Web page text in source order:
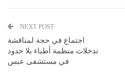
NEXT POST
اجتماع في حجة لمناقشة
تدخلات منظمة أطباء بلا حدود
في مستشفى عبس